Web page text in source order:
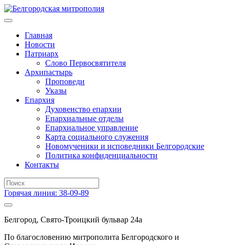
Главная
Новости
Патриарх
Слово Первосвятителя
Архипастырь
Проповеди
Указы
Епархия
Духовенство епархии
Епархиальные отделы
Епархиальное управление
Карта социального служения
Новомученики и исповедники Белгородские
Политика конфиденциальности
Контакты
Горячая линия: 38-09-89
Белгород, Свято-Троицкий бульвар 24а
По благословению митрополита Белгородского и